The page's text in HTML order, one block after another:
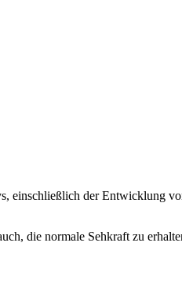
einschließlich der Entwicklung
die normale Sehkraft zu